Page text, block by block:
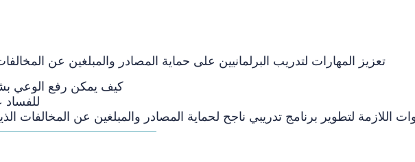
اللازمة لتطوير برنامج تدريبي ناجح لحماية المصادر والمبلغين عن المخالفات